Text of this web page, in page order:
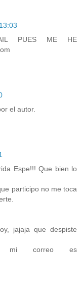
PUES ME HE
el autor.
Espe!!! Que bien lo
participo no me toca
jajaja que despiste
mi correo es